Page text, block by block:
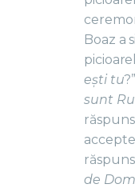
Boaz a
ești tu
sunt
de